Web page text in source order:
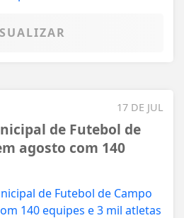
17 DE JUL
de Futebol de
agosto com 140